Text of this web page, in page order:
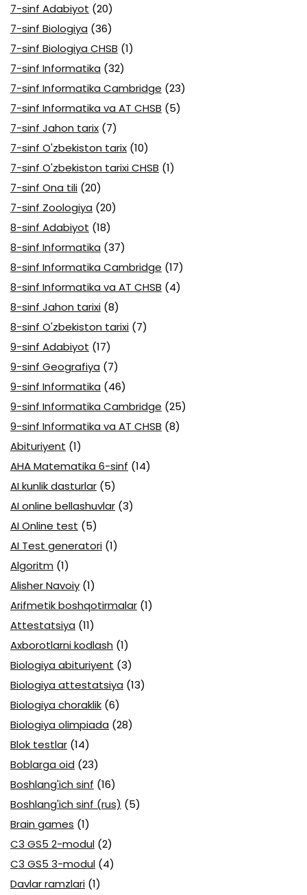
7-sinf Adabiyot (20)
7-sinf Biologiya (36)
7-sinf Biologiya CHSB (1)
7-sinf Informatika (32)
7-sinf Informatika Cambridge (23)
7-sinf Informatika va AT CHSB (5)
7-sinf Jahon tarix (7)
7-sinf O'zbekiston tarix (10)
7-sinf O'zbekiston tarixi CHSB (1)
7-sinf Ona tili (20)
7-sinf Zoologiya (20)
8-sinf Adabiyot (18)
8-sinf Informatika (37)
8-sinf Informatika Cambridge (17)
8-sinf Informatika va AT CHSB (4)
8-sinf Jahon tarixi (8)
8-sinf O'zbekiston tarixi (7)
9-sinf Adabiyot (17)
9-sinf Geografiya (7)
9-sinf Informatika (46)
9-sinf Informatika Cambridge (25)
9-sinf Informatika va AT CHSB (8)
Abituriyent (1)
AHA Matematika 6-sinf (14)
AI kunlik dasturlar (5)
AI online bellashuvlar (3)
AI Online test (5)
AI Test generatori (1)
Algoritm (1)
Alisher Navoiy (1)
Arifmetik boshqotirmalar (1)
Attestatsiya (11)
Axborotlarni kodlash (1)
Biologiya abituriyent (3)
Biologiya attestatsiya (13)
Biologiya choraklik (6)
Biologiya olimpiada (28)
Blok testlar (14)
Boblarga oid (23)
Boshlang'ich sinf (16)
Boshlang'ich sinf (rus) (5)
Brain games (1)
C3 GS5 2-modul (2)
C3 GS5 3-modul (4)
Davlar ramzlari (1)